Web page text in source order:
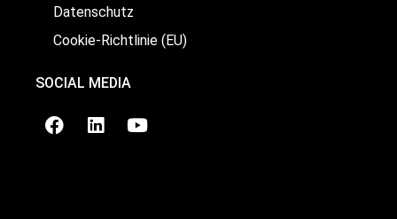
Datenschutz
Cookie-Richtlinie (EU)
SOCIAL MEDIA